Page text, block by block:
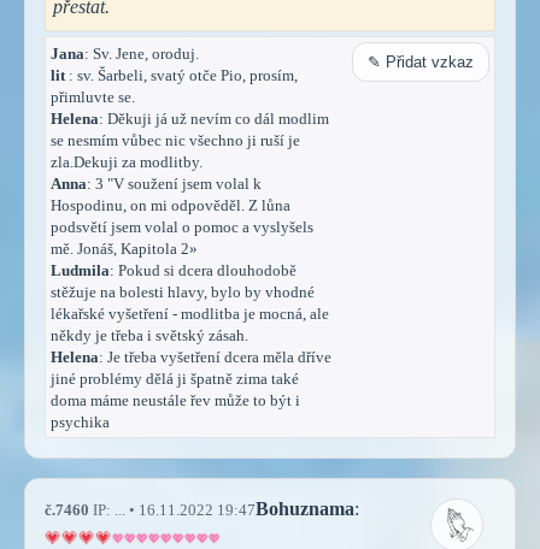
přestat.
Jana: Sv. Jene, oroduj.
lit : sv. Šarbeli, svatý otče Pio, prosím,
přimluvte se.
Helena: Děkuji já už nevím co dál modlim
se nesmím vůbec nic všechno ji ruší je
zla.Dekuji za modlitby.
Anna: 3 "V soužení jsem volal k
Hospodinu, on mi odpověděl. Z lůna
podsvětí jsem volal o pomoc a vyslyšels
mě. Jonáš, Kapitola 2»
Ludmila: Pokud si dcera dlouhodobě
stěžuje na bolesti hlavy, bylo by vhodné
lékařské vyšetření - modlitba je mocná, ale
někdy je třeba i světský zásah.
Helena: Je třeba vyšetření dcera měla dříve
jiné problémy dělá ji špatně zima také
doma máme neustále řev může to být i
psychika
✎ Přidat vzkaz
č.7460 IP: ... • 16.11.2022 19:47Bohuznama: